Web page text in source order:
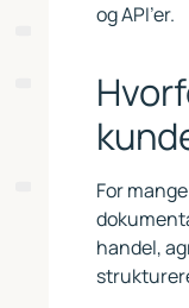
og API’er.
For
handel,